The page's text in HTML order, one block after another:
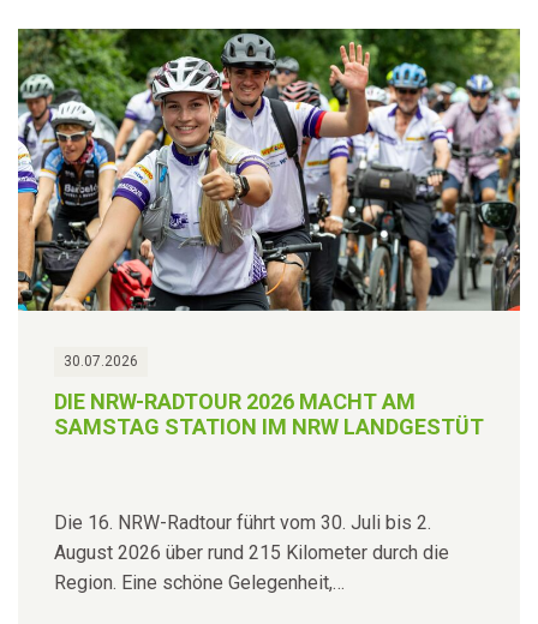
30.07.2026
DIE NRW-RADTOUR 2026 MACHT AM
SAMSTAG STATION IM NRW LANDGESTÜT
Die 16. NRW-Radtour führt vom 30. Juli bis 2.
August 2026 über rund 215 Kilometer durch die
Region. Eine schöne Gelegenheit,…